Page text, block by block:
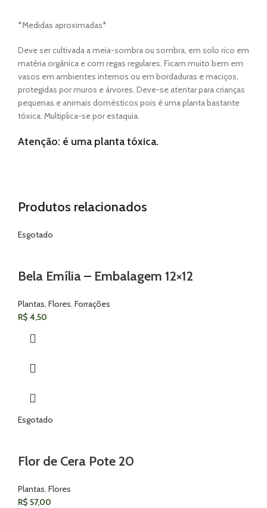
*Medidas aproximadas*
Deve ser cultivada a meia-sombra ou sombra, em solo rico em
matéria orgânica e com regas regulares. Ficam muito bem em
vasos em ambientes internos ou em bordaduras e maciços,
protegidas por muros e árvores. Deve-se atentar para crianças
pequenas e animais domésticos pois é uma planta bastante
tóxica. Multiplica-se por estaquia.
Atenção: é uma planta tóxica.
Produtos relacionados
Esgotado
Bela Emília – Embalagem 12×12
Plantas Flores Forrações
R$ 4,50
Esgotado
Flor de Cera Pote 20
Plantas Flores
R$ 57,00